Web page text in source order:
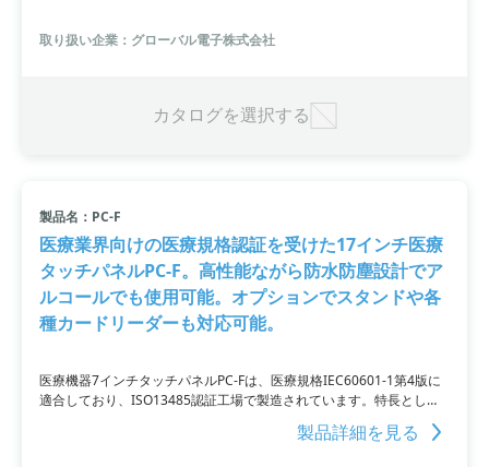
を備えているのが特徴。ILI2511を内蔵しUSB、I2Cインターフェイス
に対応しています。
取り扱い企業：グローバル電子株式会社
カタログを選択する
製品名：PC-F
医療業界向けの医療規格認証を受けた17インチ医療
タッチパネルPC-F。高性能ながら防水防塵設計でア
ルコールでも使用可能。オプションでスタンドや各
種カードリーダーも対応可能。
医療機器7インチタッチパネルPC-Fは、医療規格IEC60601-1第4版に
適合しており、ISO13485認証工場で製造されています。特長とし
て、防水防塵のIP65規格に対応しており、投影型静電容量パネルを採
用しています。医療機器との連携も簡単であり、アルコールでの消毒
製品詳細を見る